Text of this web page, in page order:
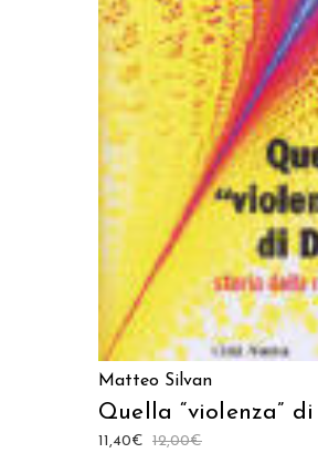
LEGGI TUTTO
Matteo Silvan
Quella “violenza”
12,00€
11,40€